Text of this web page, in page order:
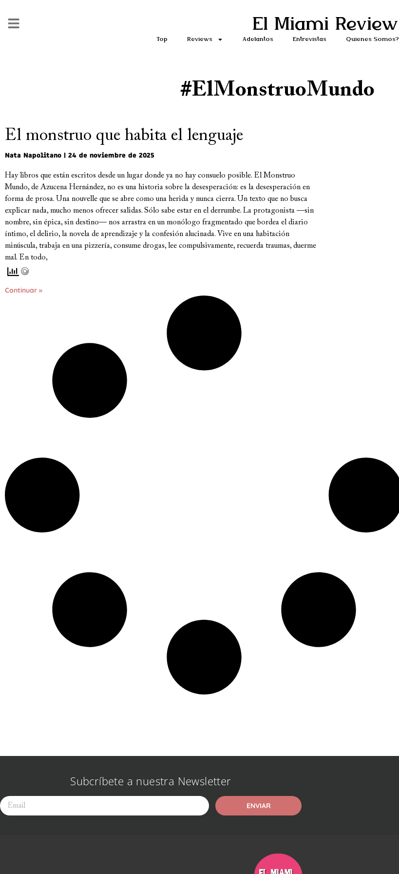
El Miami Review
Top Reviews Adelantos Entrevistas Quiénes Somos?
#ElMonstruoMundo
El monstruo que habita el lenguaje
Nata Napolitano 24 de noviembre de 2025
Hay libros que están escritos desde un lugar donde ya no hay consuelo posible. El Monstruo
Mundo, de Azucena Hernández, no es una historia sobre la desesperación: es la desesperación en
forma de prosa. Una nouvelle que se abre como una herida y nunca cierra. Un texto que no busca
explicar nada, mucho menos ofrecer salidas. Sólo sabe estar en el derrumbe. La protagonista —sin
nombre, sin épica, sin destino— nos arrastra en un monólogo fragmentado que bordea el diario
íntimo, el delirio, la novela de aprendizaje y la confesión alucinada. Vive en una habitación
minúscula, trabaja en una pizzería, consume drogas, lee compulsivamente, recuerda traumas, duerme
mal. En todo,
Continuar »
Subcríbete a nuestra Newsletter
ENVIAR